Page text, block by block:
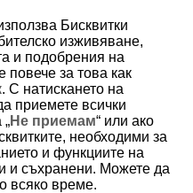
автоматично просто чрез
Бисквитки
изживяване,
и подобрения на
повече за това как
. С натискането на
приемете всички
„Не приемам“ или ако
необходими за
и функциите на
и съхранени. Можете да
всяко време.